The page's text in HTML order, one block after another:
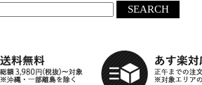
ALL
バッグ
財布・ケース
眼鏡・サングラス
帽子
ベルト
マフラー・スカー
その他